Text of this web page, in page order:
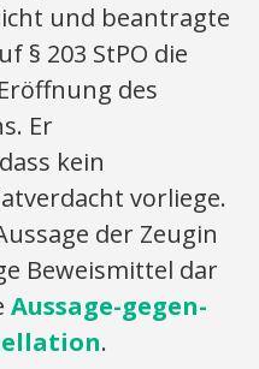
und beantragte
§ 203 StPO die
des
Er
kein
vorliege.
der Zeugin
Beweismittel dar
Aussage-gegen-
.